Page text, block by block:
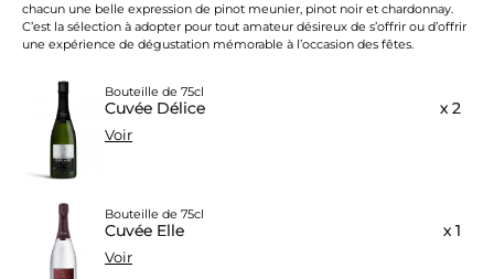
chacun une belle expression de pinot meunier, pinot noir et chardonnay.
C’est la sélection à adopter pour tout amateur désireux de s’offrir ou d’offrir
une expérience de dégustation mémorable à l’occasion des fêtes.
Bouteille de 75cl
Cuvée Délice x 2
Voir
Bouteille de 75cl
Cuvée Elle x 1
Voir